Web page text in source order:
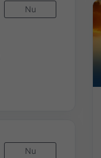
Nu
Nu